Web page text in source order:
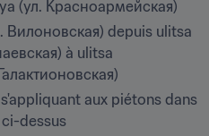
(ул. Красноармейская)
Вилоновская) depuis ulitsa
à ulitsa
aux piétons dans
dessus